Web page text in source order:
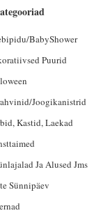
BabyShower
Puurid
joogikanistrid
Kastid, Laekad
Ja Alused Jms
Sünnipäev